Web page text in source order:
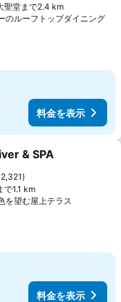
聖堂まで2.4 km
のルーフトップダイニング
料金を表示
りに追加
& SPA
2,321
で1.1 km
を望む屋上テラス
料金を表示